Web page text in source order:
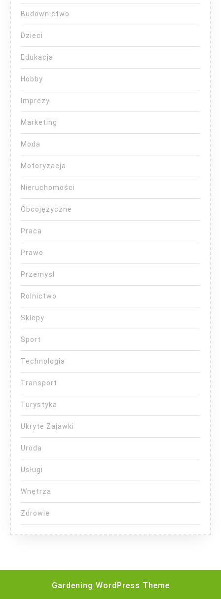
Budownictwo
Dzieci
Edukacja
Hobby
Imprezy
Marketing
Moda
Motoryzacja
Nieruchomości
Obcojęzyczne
Praca
Prawo
Przemysł
Rolnictwo
Sklepy
Sport
Technologia
Transport
Turystyka
Ukryte Zajawki
Uroda
Usługi
Wnętrza
Zdrowie
Gardening WordPress Theme